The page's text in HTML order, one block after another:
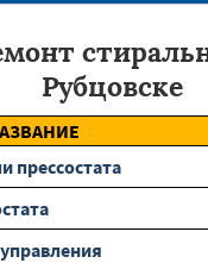
Рубцовске
прессостата